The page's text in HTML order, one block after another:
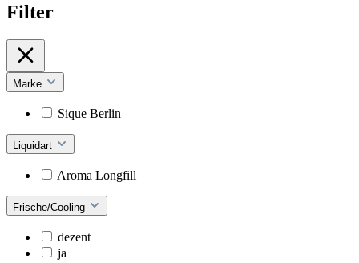
Filter
Marke
Sique Berlin
Liquidart
Aroma Longfill
Frische/Cooling
dezent
ja